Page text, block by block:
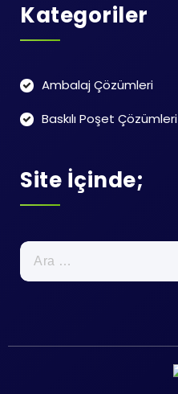
Kategoriler
Ambalaj Çözümleri
Baskılı Poşet Çözümleri
Site İçinde;
Arama: